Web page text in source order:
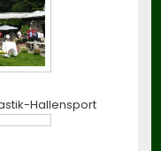
Hallensport